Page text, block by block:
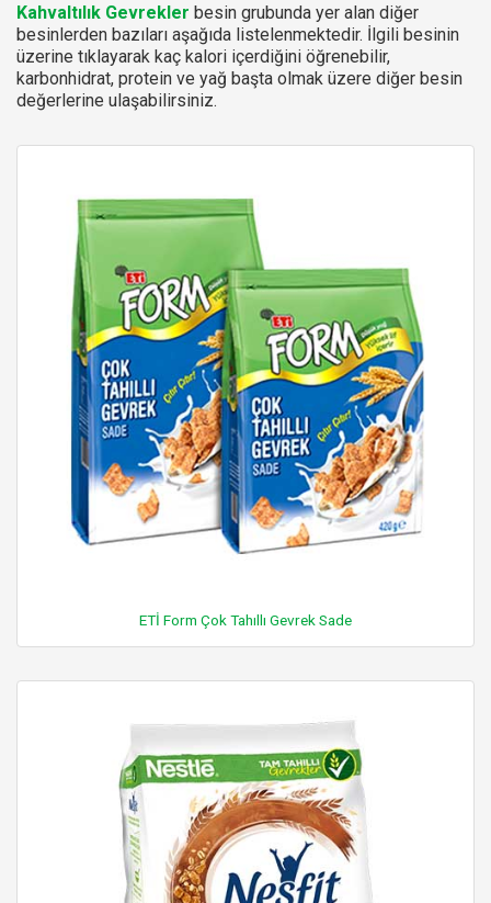
Kahvaltılık Gevrekler besin grubunda yer alan diğer
besinlerden bazıları aşağıda listelenmektedir. İlgili besinin
üzerine tıklayarak kaç kalori içerdiğini öğrenebilir,
karbonhidrat, protein ve yağ başta olmak üzere diğer besin
değerlerine ulaşabilirsiniz.
ETİ Form Çok Tahıllı Gevrek Sade